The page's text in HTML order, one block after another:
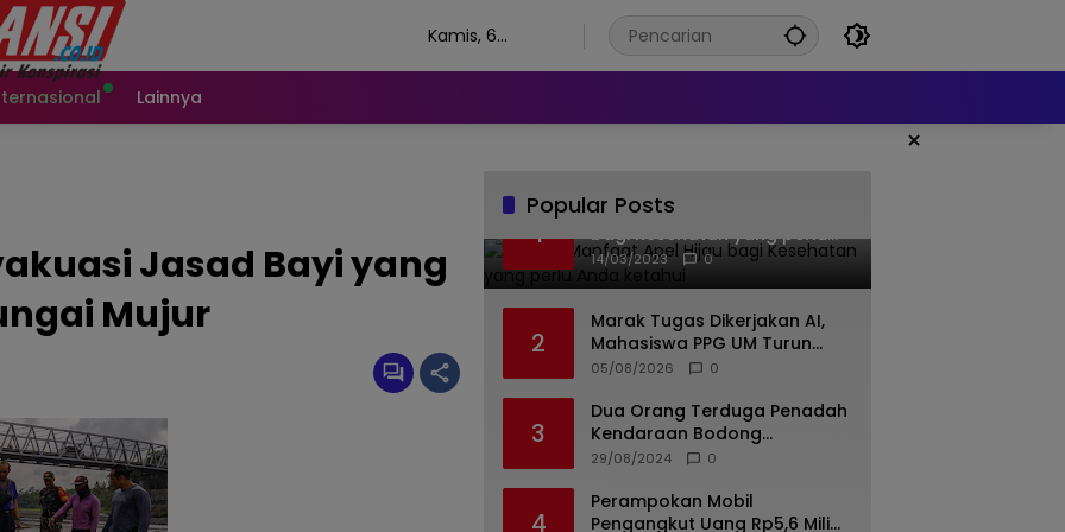
Kamis, 6
Lainnya
×
Jasad Bayi yang
Mujur
Popular Posts
1
Banyak Manfaat Apel Hijau
bagi Kesehatan yang perlu
Anda ketahui
14/03/2023 0
2
Marak Tugas Dikerjakan AI,
Mahasiswa PPG UM Turun
Tangan Latih Literasi Digital di
05/08/2026 0
3
Dua Orang Terduga Penadah
Kendaraan Bodong
Ditangkap Polda Jateng, 19
29/08/2024 0
4
Perampokan Mobil
Pengangkut Uang Rp5,6 Miliar